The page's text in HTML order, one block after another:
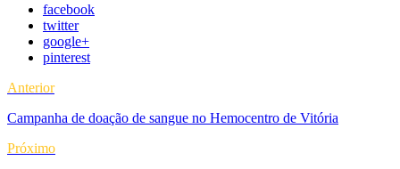
facebook
twitter
google+
pinterest
Anterior
Campanha de doação de sangue no Hemocentro de Vitória
Próximo